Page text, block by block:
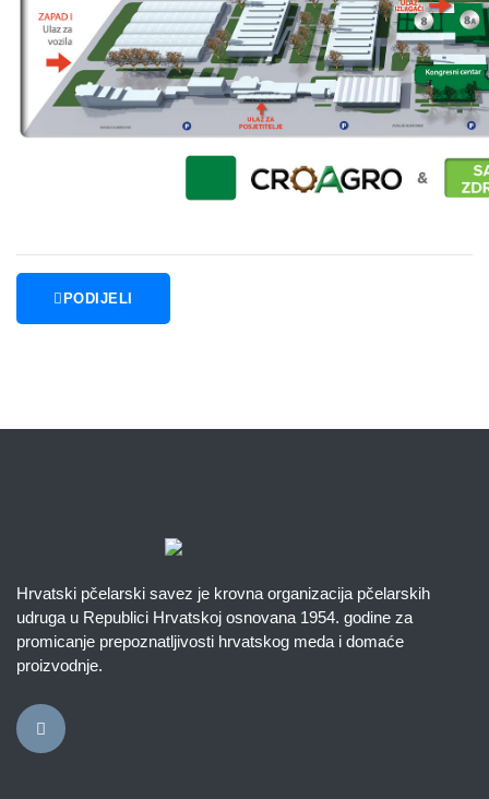
PODIJELI
Hrvatski pčelarski savez je krovna organizacija pčelarskih
udruga u Republici Hrvatskoj osnovana 1954. godine za
promicanje prepoznatljivosti hrvatskog meda i domaće
proizvodnje.